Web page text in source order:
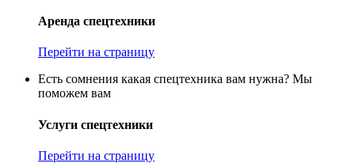
Аренда спецтехники
Перейти на страницу
Есть сомнения какая спецтехника вам нужна? Мы
поможем вам
Услуги спецтехники
Перейти на страницу